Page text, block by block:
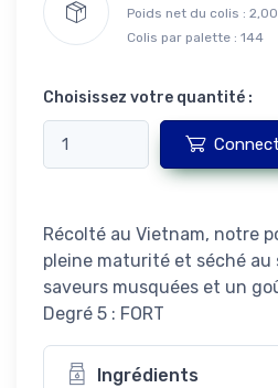
Poids net du colis :
Colis par palette : 144
Choisissez votre quantité :
Récolté au Vietnam, notre
pleine maturité et séché au
saveurs musquées et un
Degré 5 : FORT
Ingrédients